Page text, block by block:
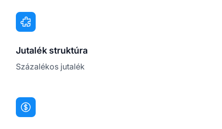
Jutalék struktúra
Százalékos jutalék